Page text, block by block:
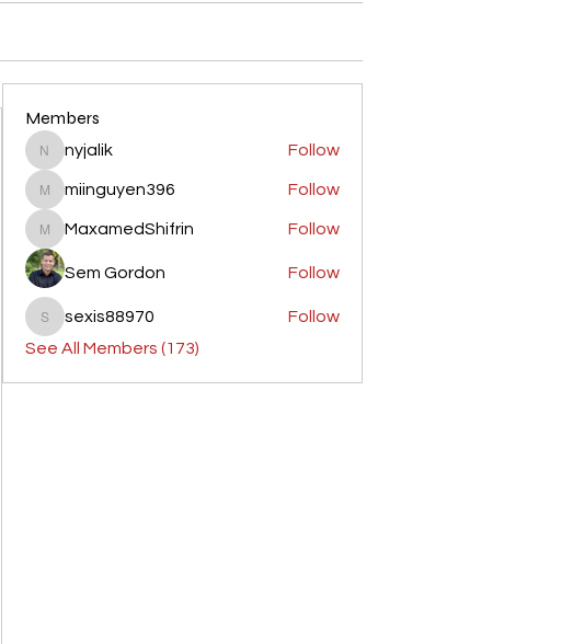
Members
nyjalik
nyjalik Follow
miinguyen396
miinguyen396 Follow
MaxamedShifrin
MaxamedShifrin Follow
Sem Gordon Follow
sexis88970
sexis88970
Follow
See All Members (173)